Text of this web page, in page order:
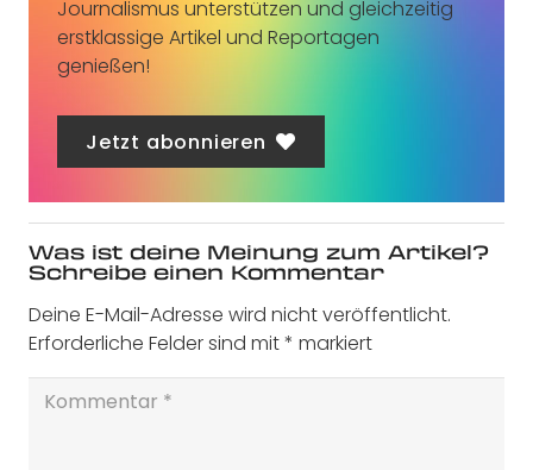
Journalismus unterstützen und gleichzeitig
erstklassige Artikel und Reportagen
genießen!
Jetzt abonnieren
Was ist deine Meinung zum Artikel?
Schreibe einen Kommentar
Deine E-Mail-Adresse wird nicht veröffentlicht.
Erforderliche Felder sind mit* markiert